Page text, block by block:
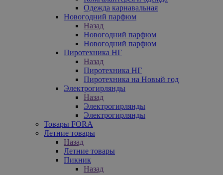
Одежда карнавальная
Новогодний парфюм
Назад
Новогодний парфюм
Новогодний парфюм
Пиротехника НГ
Назад
Пиротехника НГ
Пиротехника на Новый год
Электрогирлянды
Назад
Электрогирлянды
Электрогирлянды
Товары FORA
Летние товары
Назад
Летние товары
Пикник
Назад